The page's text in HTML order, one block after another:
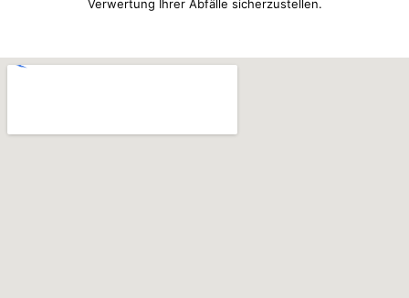
Verwertung Ihrer Abfälle sicherzustellen.